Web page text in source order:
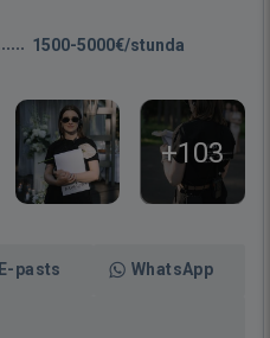
1500-5000€/stunda
+103
E-pasts WhatsApp